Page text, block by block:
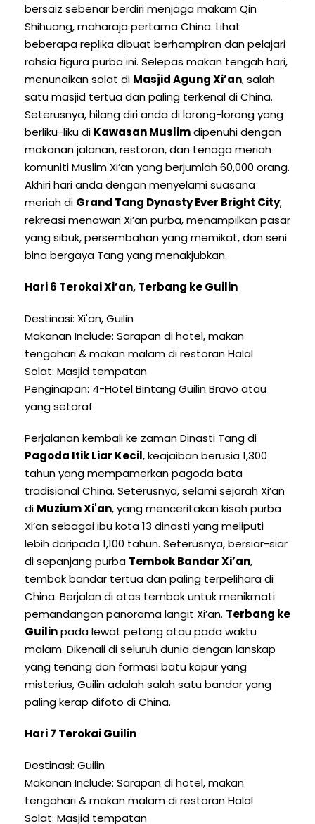
bersaiz sebenar berdiri menjaga makam Qin
Shihuang, maharaja pertama China. Lihat
beberapa replika dibuat berhampiran dan pelajari
rahsia figura purba ini. Selepas makan tengah hari,
menunaikan solat di Masjid Agung Xi’an, salah
satu masjid tertua dan paling terkenal di China.
Seterusnya, hilang diri anda di lorong-lorong yang
berliku-liku di Kawasan Muslimdipenuhi dengan
makanan jalanan, restoran, dan tenaga meriah
komuniti Muslim Xi’an yang berjumlah 60,000 orang.
Akhiri hari anda dengan menyelami suasana
meriah di Grand Tang Dynasty Ever Bright City,
rekreasi menawan Xi’an purba, menampilkan pasar
yang sibuk, persembahan yang memikat, dan seni
bina bergaya Tang yang menakjubkan.
Hari 6 Terokai Xi’an, Terbang ke Guilin
Destinasi: Xi'an, Guilin
Makanan Include: Sarapan di hotel, makan
tengahari & makan malam di restoran Halal
Solat: Masjid tempatan
Penginapan: 4-Hotel Bintang Guilin Bravo atau
yang setaraf
Perjalanan kembali ke zaman Dinasti Tang di
Pagoda Itik Liar Kecil, keajaiban berusia 1,300
tahun yang mempamerkan pagoda bata
tradisional China. Seterusnya, selami sejarah Xi’an
di Muzium Xi'an, yang menceritakan kisah purba
Xi’an sebagai ibu kota 13 dinasti yang meliputi
lebih daripada 1,100 tahun. Seterusnya, bersiar-siar
di sepanjang purba Tembok Bandar Xi’an,
tembok bandar tertua dan paling terpelihara di
China. Berjalan di atas tembok untuk menikmati
pemandangan panorama langit Xi’an. Terbang ke
Guilinpada lewat petang atau pada waktu
malam. Dikenali di seluruh dunia dengan lanskap
yang tenang dan formasi batu kapur yang
misterius, Guilin adalah salah satu bandar yang
paling kerap difoto di China.
Hari 7 Terokai Guilin
Destinasi: Guilin
Makanan Include: Sarapan di hotel, makan
tengahari & makan malam di restoran Halal
Solat: Masjid tempatan